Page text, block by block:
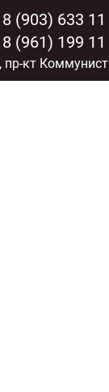
8 (903) 633
8 (961) 199
пр-кт